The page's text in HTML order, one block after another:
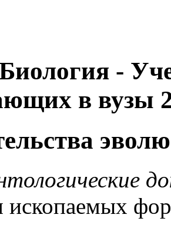
-
в вузы
ископаемых